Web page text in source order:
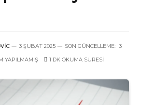
3 ŞUBAT 2025 SON GÜNCELLEME: 3
YAPILMAMIŞ 1 DK OKUMA SÜRESI